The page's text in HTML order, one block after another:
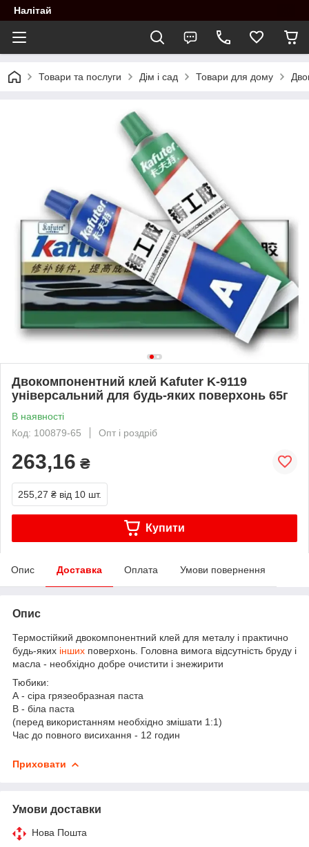
Налітай
Товари та послуги Дім і сад Товари для дому
Двокомпонентний клей Kafuter K-9119
універсальний для будь-яких поверхонь 65г
В наявності
Код: 100879-65
Опт і роздріб
263,16 ₴
255,27 ₴ від 10 шт.
Купити
Опис Доставка Оплата Умови повернення
Опис
Термостійкий двокомпонентний клей для металу і практично
будь-яких інших поверхонь. Головна вимога відсутність бруду і
масла - необхідно добре очистити і знежирити
Тюбики:
А - сіра грязеобразная паста
B - біла паста
(перед використанням необхідно змішати 1:1)
Час до повного висихання - 12 годин
Приховати
Умови доставки
Нова Пошта